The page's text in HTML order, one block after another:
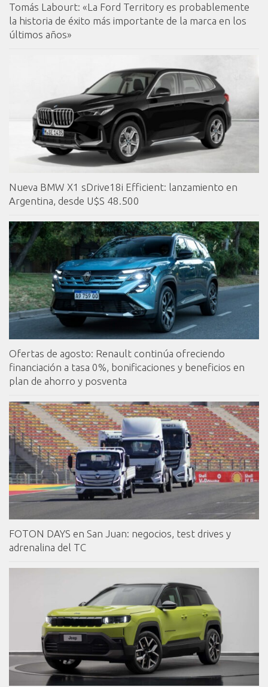
Tomás Labourt: «La Ford Territory es probablemente
la historia de éxito más importante de la marca en los
últimos años»
Nueva BMW X1 sDrive18i Efficient: lanzamiento en
Argentina, desde U$S 48.500
Ofertas de agosto: Renault continúa ofreciendo
financiación a tasa 0%, bonificaciones y beneficios en
plan de ahorro y posventa
FOTON DAYS en San Juan: negocios, test drives y
adrenalina del TC